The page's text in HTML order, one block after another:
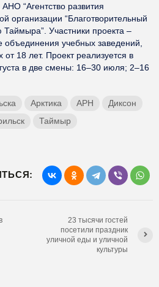
“Агентство развития
организации “Благотворительный
Участники проекта –
объединения учебных заведений,
от 18 лет. Проект реализуется в
в две смены: 16–30 июля; 2–16
Арктика АРН
Диксон
Таймыр
23 тысячи гостей
посетили праздник
уличной еды и уличной
культуры